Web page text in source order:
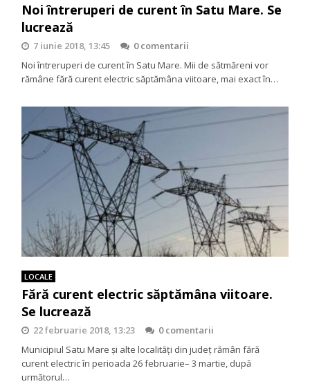
Noi întreruperi de curent în Satu Mare. Se
lucrează
7 iunie 2018, 13:45
0 comentarii
Noi întreruperi de curent în Satu Mare. Mii de sătmăreni vor
rămâne fără curent electric săptămâna viitoare, mai exact în…
LOCALE
Fără curent electric săptămâna viitoare.
Se lucrează
22 februarie 2018, 13:23
0 comentarii
Municipiul Satu Mare și alte localități din județ rămân fără
curent electric în perioada 26 februarie– 3 martie, după
următorul…